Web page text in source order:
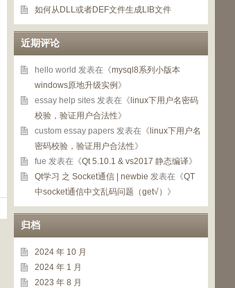
如何从DLL或者DEF文件生成LIB文件
近期评论
hello world 发表在《mysql8系列小版本
windows原地升级实例 》
essay help sites 发表在《 linux下用户名密码
校验，验证用户合法性》
custom essay papers 发表在《 linux下用户名
密码校验，验证用户合法性》
fue 发表在《Qt 5.10.1 & vs2017 静态编译》
Qt学习 之 Socket通信 | newbie 发表在《QT
中socket通信中文乱码问题（get√） 》
归档
2024 年 10 月
2024 年 1 月
2023 年 8 月